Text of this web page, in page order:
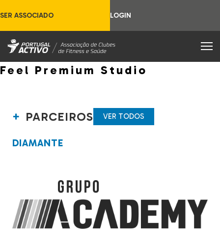
SER ASSOCIADO LOGIN
Feel Premium Studio
PARCEIROS VER TODOS
DIAMANTE